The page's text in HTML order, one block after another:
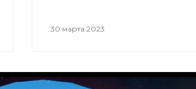
30 марта 2023